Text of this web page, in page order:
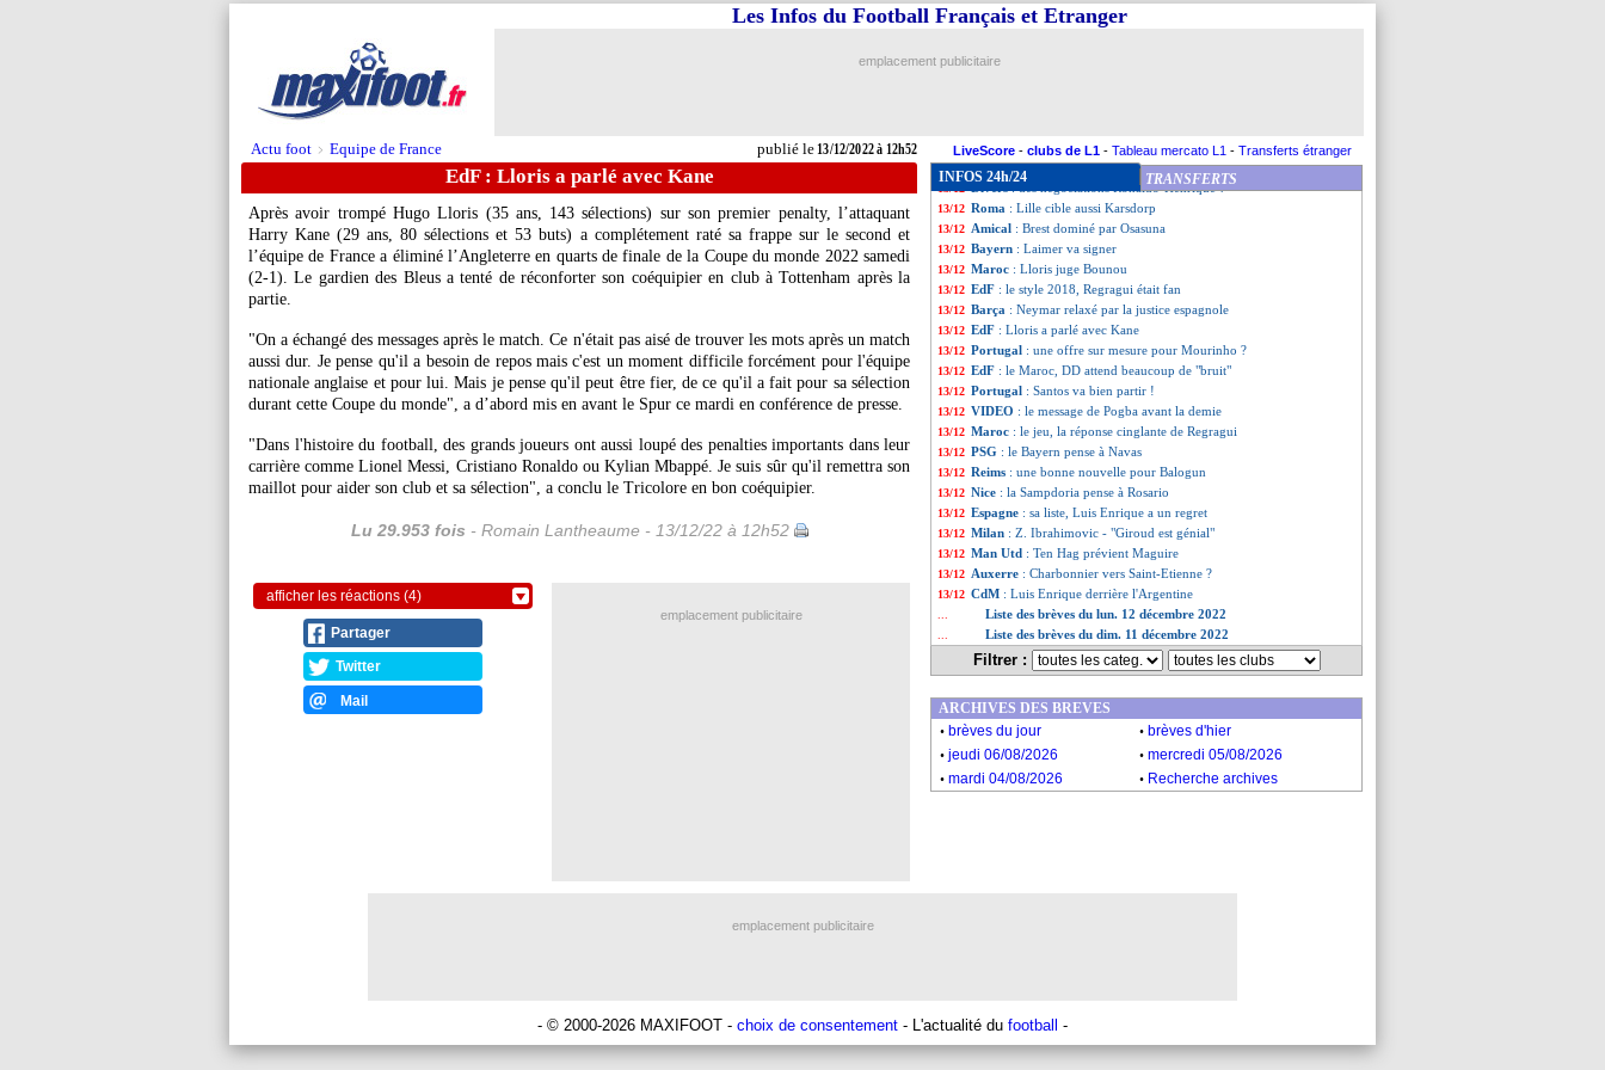
Actu foot > Equipe de France publié le13/12/2022 à 12h52
Les Infos du Football Français et Etranger
emplacement publicitaire
LiveScore - clubs de L1 - Tableau mercato L1 - Transferts étranger
EdF : Lloris a parlé avec Kane
Après avoir trompé Hugo Lloris (35 ans, 143 sélections) sur son premier penalty, l’attaquant
Harry Kane (29 ans, 80 sélections et 53 buts) a complétement raté sa frappe sur le second et
l’équipe de France a éliminé l’Angleterre en quarts de finale de la Coupe du monde 2022 samedi
(2-1). Le gardien des Bleus a tenté de réconforter son coéquipier en club à Tottenham après la
partie.
"On a échangé des messages après le match. Ce n'était pas aisé de trouver les mots après un match
aussi dur. Je pense qu'il a besoin de repos mais c'est un moment difficile forcément pour l'équipe
nationale anglaise et pour lui. Mais je pense qu'il peut être fier, de ce qu'il a fait pour sa sélection
durant cette Coupe du monde", a d’abord mis en avant le Spur ce mardi en conférence de presse.
"Dans l'histoire du football, des grands joueurs ont aussi loupé des penalties importants dans leur
carrière comme Lionel Messi, Cristiano Ronaldo ou Kylian Mbappé. Je suis sûr qu'il remettra son
maillot pour aider son club et sa sélection", a conclu le Tricolore en bon coéquipier.
Lu 29.953 fois - Romain Lantheaume - 13/12/22 à 12h52
afficher les réactions (4)
Partager
Twitter
Mail
INFOS 24h/24 TRANSFERTS
13/12 Atletico: Aston Villa, ça n'emballe pas Félix
13/12 EdF: le discours classe de Regragui
13/12 Liverpool
13/12 Amical : Toulouse rattrapé par Basaksehir
13/12 Tottenham: inquiétude pour Richarlison
: des négociations Ronaldo-Henrique ?
13/12 Roma : Lille cible aussi Karsdorp
13/12 Amical : Brest dominé par Osasuna
13/12 Bayern : Laimer va signer
13/12 Maroc : Lloris juge Bounou
13/12 EdF : le style 2018, Regragui était fan
13/12 Barça : Neymar relaxé par la justice espagnole
13/12 EdF : Lloris a parlé avec Kane
13/12 Portugal : une offre sur mesure pour Mourinho ?
13/12 EdF : le Maroc, DD attend beaucoup de "bruit"
13/12 Portugal : Santos va bien partir !
13/12 VIDEO : le message de Pogba avant la demie
13/12 Maroc : le jeu, la réponse cinglante de Regragui
13/12 PSG : le Bayern pense à Navas
13/12 Reims : une bonne nouvelle pour Balogun
13/12 Nice : la Sampdoria pense à Rosario
13/12 Espagne : sa liste, Luis Enrique a un regret
13/12 Milan : Z. Ibrahimovic - "Giroud est génial"
13/12 Man Utd : Ten Hag prévient Maguire
13/12 Auxerre : Charbonnier vers Saint-Etienne ?
13/12 CdM : Luis Enrique derrière l'Argentine
Liste des brèves du lun. 12 décembre 2022
Liste des brèves du dim. 11 décembre 2022
Filtrer :
emplacement publicitaire
ARCHIVES DES BREVES
. brèves du jour . brèves d'hier
. jeudi 06/08/2026 . mercredi 05/08/2026
. mardi 04/08/2026 . Recherche archives
emplacement publicitaire
- © 2000-2026 MAXIFOOT - choix de consentement - L'actualité du football -